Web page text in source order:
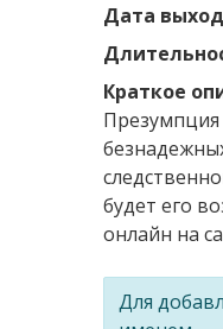
Дата
Краткое
Презумпция
будет его
онлайн на
Для